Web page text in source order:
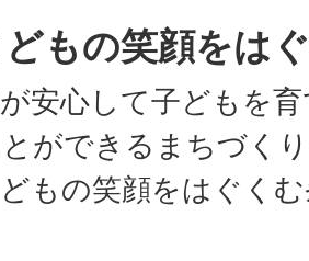
もの笑顔をは
安心して子どもを
ができるまちづく
どもの笑顔をはぐく